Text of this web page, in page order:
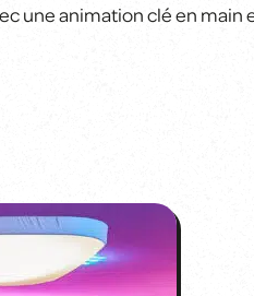
une animation clé en